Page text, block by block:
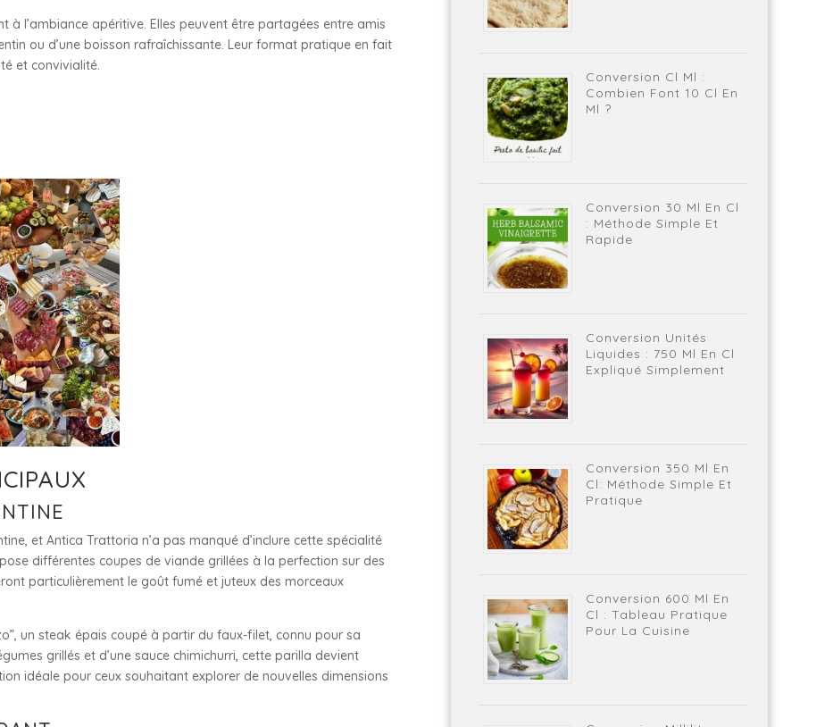
l’ambiance apéritive. Elles peuvent être partagées entre amis
ou d’une boisson rafraîchissante. Leur format pratique en fait
et convivialité.
et Antica Trattoria n’a pas manqué d’inclure cette spécialité
différentes coupes de viande grillées à la perfection sur des
particulièrement le goût fumé et juteux des morceaux
un steak épais coupé à partir du faux-filet, connu pour sa
grillés et d’une sauce chimichurri, cette parilla devient
idéale pour ceux souhaitant explorer de nouvelles dimensions
Conversion Cl Ml :
Combien Font 10 Cl En
Ml ?
Conversion 30 Ml En Cl
: Méthode Simple Et
Rapide
Conversion Unités
Liquides : 750 Ml En Cl
Expliqué Simplement
Conversion 350 Ml En
Cl: Méthode Simple Et
Pratique
Conversion 600 Ml En
Cl : Tableau Pratique
Pour La Cuisine